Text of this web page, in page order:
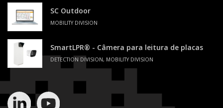
SC Outdoor
MOBILITY DIVISION
SmartLPR® - Câmera para leitura de placas
DETECTION DIVISION, MOBILITY DIVISION